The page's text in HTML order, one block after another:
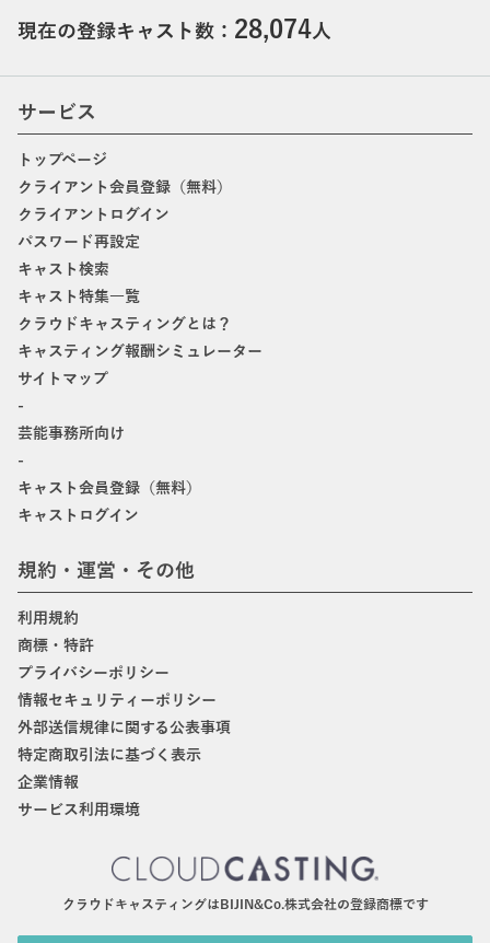
現在の登録キャスト数： 28,074人
サービス
トップページ
クライアント会員登録（無料）
クライアントログイン
パスワード再設定
キャスト検索
キャスト特集一覧
クラウドキャスティングとは？
キャスティング報酬シミュレーター
サイトマップ
-
芸能事務所向け
-
キャスト会員登録（無料）
キャストログイン
規約・運営・その他
利用規約
商標・特許
プライバシーポリシー
情報セキュリティーポリシー
外部送信規律に関する公表事項
特定商取引法に基づく表示
企業情報
サービス利用環境
クラウドキャスティングはBIJIN&Co.株式会社の登録商標です